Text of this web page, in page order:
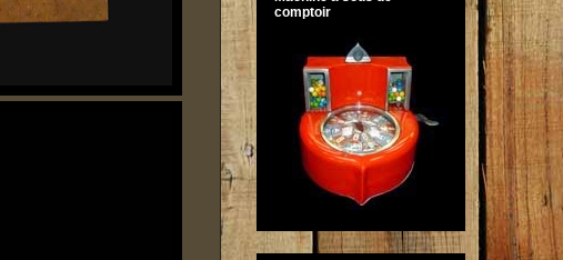
comptoir